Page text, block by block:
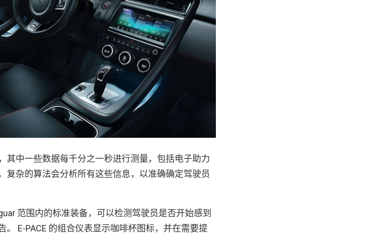
其中一些数据每千分之一秒进行测量，包括电子助力
复杂的算法会分析所有这些信息，以准确确定驾驶员
范围内的标准装备，可以检测驾驶员是否开始感到
E-PACE 的组合仪表显示咖啡杯图标，并在需要提